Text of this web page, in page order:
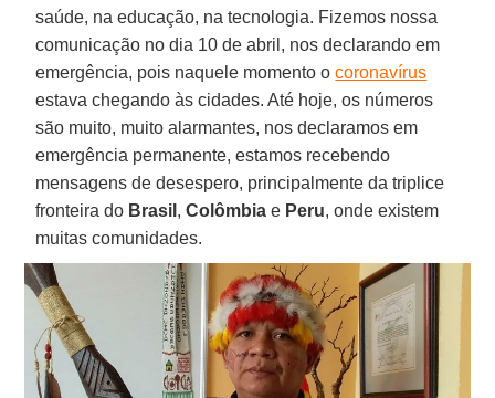
saúde, na educação, na tecnologia. Fizemos nossa
comunicação no dia 10 de abril, nos declarando em
emergência, pois naquele momento ocoronavírus
estava chegando às cidades. Até hoje, os números
são muito, muito alarmantes, nos declaramos em
emergência permanente, estamos recebendo
mensagens de desespero, principalmente da triplice
fronteira do Brasil ,Colômbia e Peru, onde existem
muitas comunidades.